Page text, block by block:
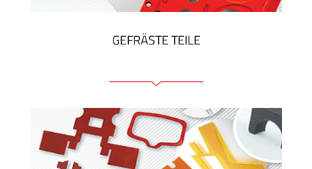
ZEIGEN MEHR
GEFRÄSTE TEILE
Frontplatten (front und tragfähig)
Eloxierte Frontplatten
Farbige Frontplatten